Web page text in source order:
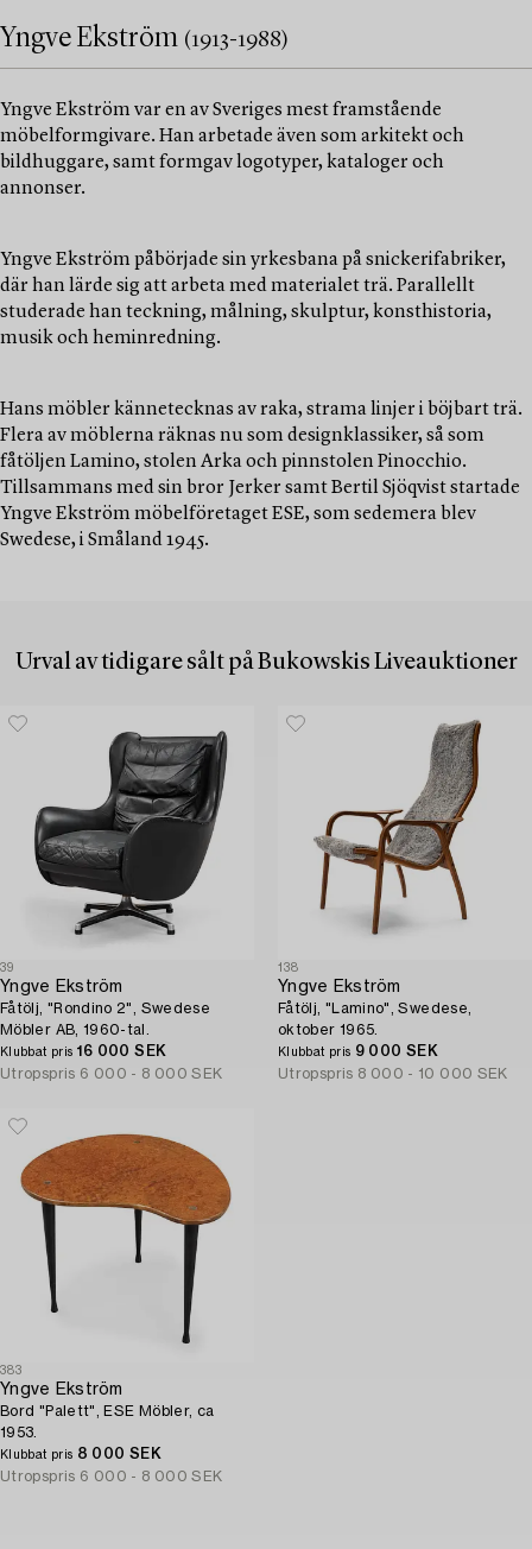
Yngve Ekström (1913-1988)
Yngve Ekström var en av Sveriges mest framstående
möbelformgivare. Han arbetade även som arkitekt och
bildhuggare, samt formgav logotyper, kataloger och
annonser.
Yngve Ekström påbörjade sin yrkesbana på snickerifabriker,
där han lärde sig att arbeta med materialet trä. Parallellt
studerade han teckning, målning, skulptur, konsthistoria,
musik och heminredning.
Hans möbler kännetecknas av raka, strama linjer i böjbart trä.
Flera av möblerna räknas nu som designklassiker, så som
fåtöljen Lamino, stolen Arka och pinnstolen Pinocchio.
Tillsammans med sin bror Jerker samt Bertil Sjöqvist startade
Yngve Ekström möbelföretaget ESE, som sedemera blev
Swedese, i Småland 1945.
Urval av tidigare sålt på Bukowskis Liveauktioner
39
Yngve Ekström
Fåtölj, "Rondino 2", Swedese
Möbler AB, 1960-tal.
Klubbat pris 16 000 SEK
Utropspris 6 000 - 8 000 SEK
138
Yngve Ekström
Fåtölj, "Lamino", Swedese,
oktober 1965.
Klubbat pris 9 000 SEK
Utropspris 8 000 - 10 000 SEK
383
Yngve Ekström
Bord "Palett", ESE Möbler, ca
1953.
Klubbat pris 8 000 SEK
Utropspris 6 000 - 8 000 SEK